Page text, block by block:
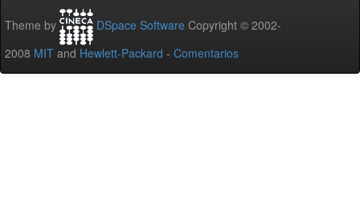
Theme by DSpace Software Copyright © 2002-
2008 MIT and Hewlett-Packard - Comentarios